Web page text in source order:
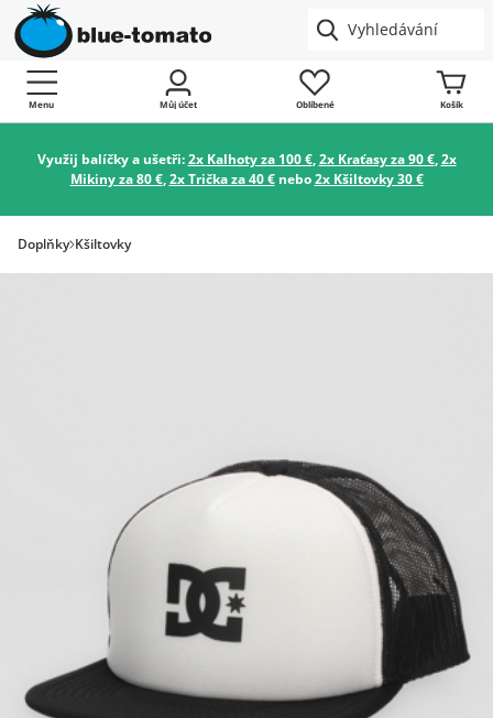
Menu Můj účet Oblíbené Košík
Využij balíčky a ušetři:2x Kalhoty za 100 €,2x Kraťasy za 90 €,2x
Mikiny za 80 €,2x Trička za 40 €nebo2x Kšiltovky 30 €
Doplňky Kšiltovky